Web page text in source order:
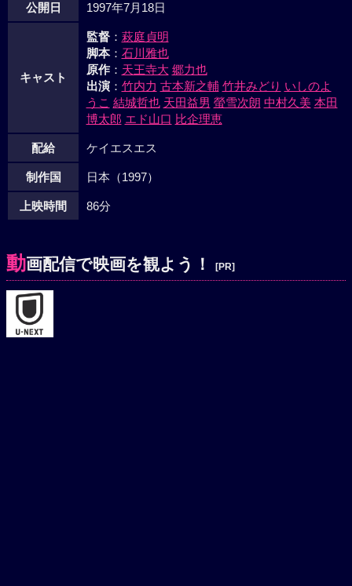
公開日 1997年7月18日
キャスト
監督： 萩庭貞明
脚本： 石川雅也
原作： 天王寺大 郷力也
出演： 竹内力 古本新之輔 竹井みどり いしのよ
うこ 結城哲也 天田益男 螢雪次朗 中村久美 本田
博太郎 エド山口 比企理恵
配給 ケイエスエス
制作国 日本（1997）
上映時間 86分
動画配信で映画を観よう！ [PR]